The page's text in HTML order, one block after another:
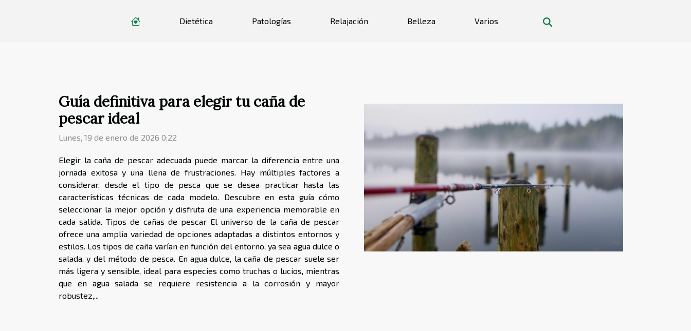
Dietética Patologías Relajación Belleza Varios
Guía definitiva para elegir tu caña de
pescar ideal
Lunes, 19 de enero de 2026 0:22
Elegir la caña de pescar adecuada puede marcar la diferencia entre una
jornada exitosa y una llena de frustraciones. Hay múltiples factores a
considerar, desde el tipo de pesca que se desea practicar hasta las
características técnicas de cada modelo. Descubre en esta guía cómo
seleccionar la mejor opción y disfruta de una experiencia memorable en
cada salida. Tipos de cañas de pescar El universo de la caña de pescar
ofrece una amplia variedad de opciones adaptadas a distintos entornos y
estilos. Los tipos de caña varían en función del entorno, ya sea agua dulce o
salada, y del método de pesca. En agua dulce, la caña de pescar suele ser
más ligera y sensible, ideal para especies como truchas o lucios, mientras
que en agua salada se requiere resistencia a la corrosión y mayor
robustez,...